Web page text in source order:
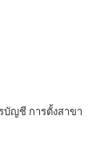
บัญชี การตั้งสาขา